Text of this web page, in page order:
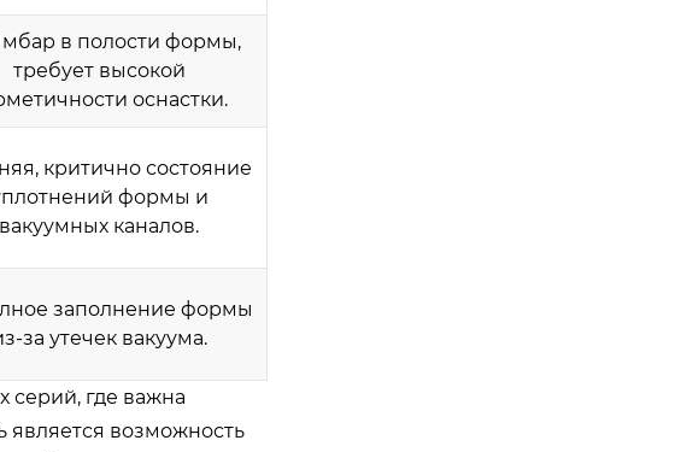
мбар в полости формы,
требует высокой
оснастки.
критично состояние
формы и
вакуумных каналов.
заполнение формы
за утечек вакуума.
серий, где важна
возможность